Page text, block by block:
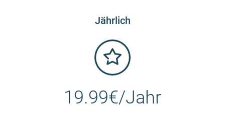
Jährlich
19.99€/Jahr